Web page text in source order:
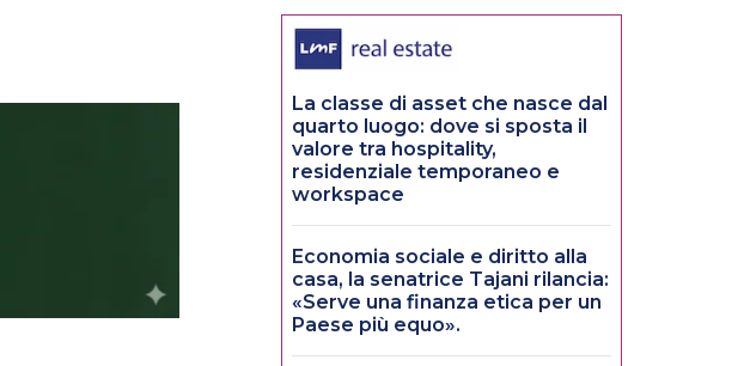
La classe di asset che nasce dal
quarto luogo: dove si sposta il
valore tra hospitality,
residenziale temporaneo e
workspace
Economia sociale e diritto alla
casa, la senatrice Tajani rilancia:
«Serve una finanza etica per un
Paese più equo».